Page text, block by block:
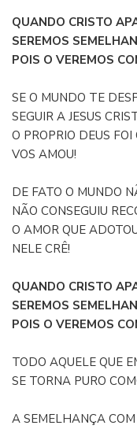
QUANDO CRISTO
SEREMOS
POIS O VEREMOS
SE O MUNDO TE
SEGUIR A JESUS
O PROPRIO DEUS
VOS AMOU!
DE FATO O MUNDO
NÃO CONSEGUIU
O AMOR QUE
NELE CRÊ!
QUANDO CRISTO
SEREMOS
POIS O VEREMOS
TODO AQUELE QUE
SE TORNA PURO
A SEMELHANÇA